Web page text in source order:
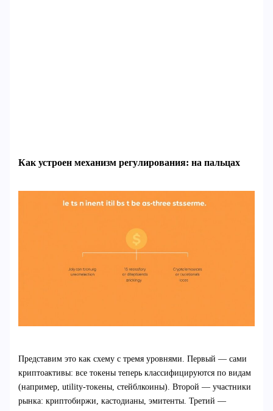
Как устроен механизм регулирования: на пальцах
Представим это как схему с тремя уровнями. Первый — сами
криптоактивы: все токены теперь классифицируются по видам
(например, utility-токены, стейблкоины). Второй — участники
рынка: криптобиржи, кастодианы, эмитенты. Третий —